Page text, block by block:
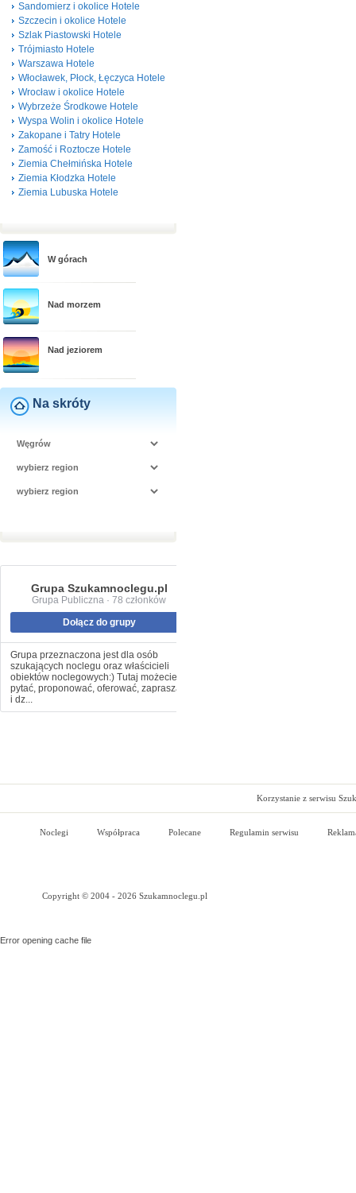
Sandomierz i okolice Hotele
Szczecin i okolice Hotele
Szlak Piastowski Hotele
Trójmiasto Hotele
Warszawa Hotele
Włocławek, Płock, Łęczyca Hotele
Wrocław i okolice Hotele
Wybrzeże Środkowe Hotele
Wyspa Wolin i okolice Hotele
Zakopane i Tatry Hotele
Zamość i Roztocze Hotele
Ziemia Chełmińska Hotele
Ziemia Kłodzka Hotele
Ziemia Lubuska Hotele
W górach
Nad morzem
Nad jeziorem
Na skróty
Grupa Szukamnoclegu.pl
Grupa Publiczna · 78 członków
Dołącz do grupy
Grupa przeznaczona jest dla osób
szukających noclegu oraz właścicieli
obiektów noclegowych:) Tutaj możecie
pytać, proponować, oferować, zapraszać
i dz...
Korzystanie z serwisu
Noclegi Współpraca Polecane Regulamin serwisu
Copyright © 2004 - 2026 Szukamnoclegu.pl
Error opening cache file